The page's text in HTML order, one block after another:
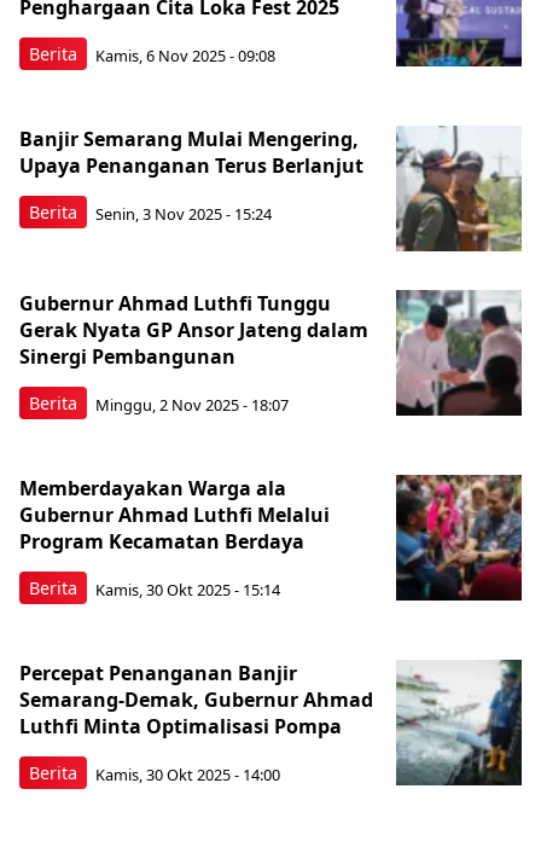
Berita
Penghargaan Cita Loka Fest 2025
Kamis, 6 Nov 2025 - 09:08
Berita
Banjir Semarang Mulai Mengering,
Upaya Penanganan Terus Berlanjut
Senin, 3 Nov 2025 - 15:24
Berita
Gubernur Ahmad Luthfi Tunggu
Gerak Nyata GP Ansor Jateng dalam
Sinergi Pembangunan
Minggu, 2 Nov 2025 - 18:07
Berita
Memberdayakan Warga ala
Gubernur Ahmad Luthfi Melalui
Program Kecamatan Berdaya
Kamis, 30 Okt 2025 - 15:14
Berita
Percepat Penanganan Banjir
Semarang-Demak, Gubernur Ahmad
Luthfi Minta Optimalisasi Pompa
Kamis, 30 Okt 2025 - 14:00